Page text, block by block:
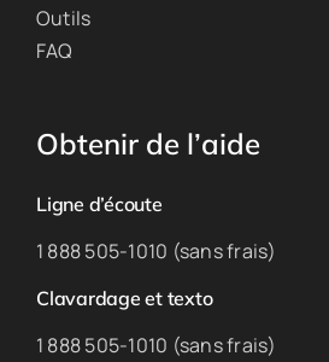
Outils
FAQ
Obtenir de l’aide
Ligne d’écoute
1 888 505-1010 (sans frais)
Clavardage et texto
1 888 505-1010 (sans frais)